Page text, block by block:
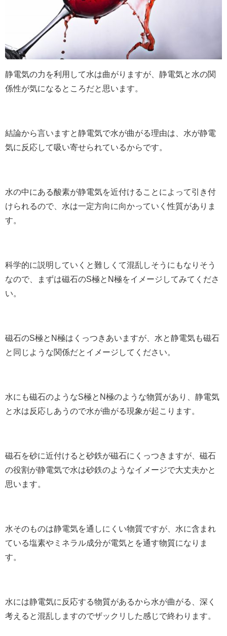
静電気の力を利用して水は曲がりますが、静電気と水の関
係性が気になるところだと思います。
結論から言いますと静電気で水が曲がる理由は、水が静電
気に反応して吸い寄せられているからです。
水の中にある酸素が静電気を近付けることによって引き付
けられるので、水は一定方向に向かっていく性質がありま
す。
科学的に説明していくと難しくて混乱しそうにもなりそう
なので、まずは磁石のS極とN極をイメージしてみてくださ
い。
磁石のS極とN極はくっつきあいますが、水と静電気も磁石
と同じような関係だとイメージしてください。
水にも磁石のようなS極とN極のような物質があり、静電気
と水は反応しあうので水が曲がる現象が起こります。
磁石を砂に近付けると砂鉄が磁石にくっつきますが、磁石
の役割が静電気で水は砂鉄のようなイメージで大丈夫かと
思います。
水そのものは静電気を通しにくい物質ですが、水に含まれ
ている塩素やミネラル成分が電気とを通す物質になりま
す。
水には静電気に反応する物質があるから水が曲がる、深く
考えると混乱しますのでザックリした感じで終わります。